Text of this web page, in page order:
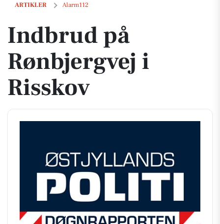
ARTIKLER Alarm112
Indbrud på Rønbjergvej i Risskov
Indbrud på
Rønbjergvej i
Risskov